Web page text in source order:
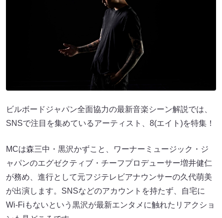
ビルボードジャパン全面協力の最新音楽シーン解説では、
SNSで注目を集めているアーティスト、8(エイト)を特集！
MCは森三中・黒沢かずこと、ワーナーミュージック・ジ
ャパンのエグゼクティブ・チーフプロデューサー増井健仁
が務め、進行として元フジテレビアナウンサーの久代萌美
が出演します。SNSなどのアカウントを持たず、自宅に
Wi-Fiもないという黒沢が最新エンタメに触れたリアクショ